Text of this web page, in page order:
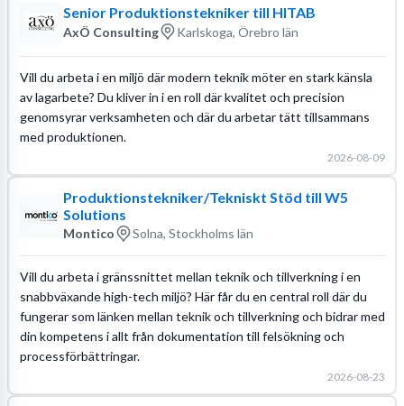
Senior Produktionstekniker till HITAB
AxÖ Consulting Karlskoga, Örebro län
Vill du arbeta i en miljö där modern teknik möter en stark känsla
av lagarbete? Du kliver in i en roll där kvalitet och precision
genomsyrar verksamheten och där du arbetar tätt tillsammans
med produktionen.
2026-08-09
Produktionstekniker/Tekniskt Stöd till W5
Solutions
Montico Solna, Stockholms län
Vill du arbeta i gränssnittet mellan teknik och tillverkning i en
snabbväxande high-tech miljö? Här får du en central roll där du
fungerar som länken mellan teknik och tillverkning och bidrar med
din kompetens i allt från dokumentation till felsökning och
processförbättringar.
2026-08-23